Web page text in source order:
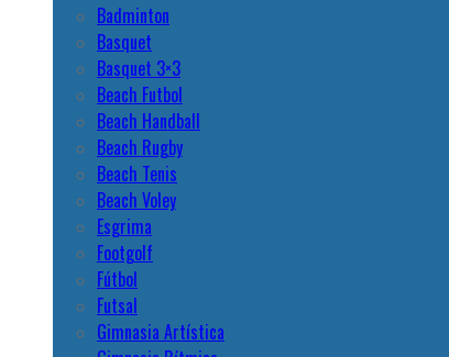
Badminton
Basquet
Basquet 3×3
Beach Futbol
Beach Handball
Beach Rugby
Beach Tenis
Beach Voley
Esgrima
Footgolf
Fútbol
Futsal
Gimnasia Artística